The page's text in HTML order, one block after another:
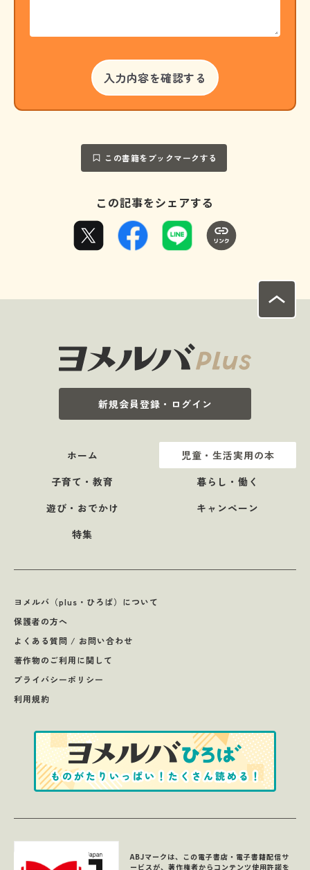
この書籍をブックマークする
この記事をシェアする
新規会員登録・ログイン
ホーム
児童・生活実用の本
子育て・教育
暮らし・働く
遊び・おでかけ
キャンペーン
特集
ヨメルバ（plus・ひろば）について
保護者の方へ
よくある質問 / お問い合わせ
著作物のご利用に関して
プライバシーポリシー
利用規約
ABJマークは、この電子書店・電子書籍配信サ
ービスが、著作権者からコンテンツ使用許諾を